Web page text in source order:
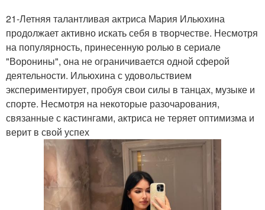
21-Летняя талантливая актриса Мария Ильюхина
продолжает активно искать себя в творчестве. Несмотря
на популярность, принесенную ролью в сериале
"Воронины", она не ограничивается одной сферой
деятельности. Ильюхина с удовольствием
экспериментирует, пробуя свои силы в танцах, музыке и
спорте. Несмотря на некоторые разочарования,
связанные с кастингами, актриса не теряет оптимизма и
верит в свой успех